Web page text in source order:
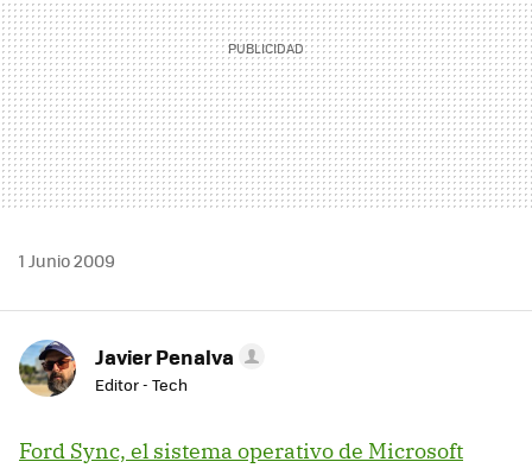
1 Junio 2009
Javier Penalva
Editor - Tech
Ford Sync, el sistema operativo de Microsoft